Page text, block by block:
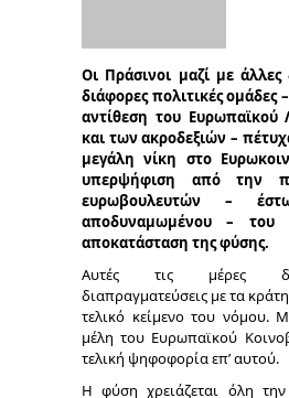
Οι Πράσινοι μαζί με
διάφορες πολιτικές
αντίθεση του Ευρωπαϊκού
και των ακροδεξιών –
μεγάλη νίκη στο
υπερψήφιση από την
ευρωβουλευτών –
αποδυναμωμένου – του
αποκατάσταση της φύσης.
Αυτές τις μέρες
διαπραγματεύσεις με τα
τελικό κείμενο του νόμου.
μέλη του Ευρωπαϊκού
τελική ψηφοφορία επ’ αυτού.
Η φύση χρειάζεται όλη